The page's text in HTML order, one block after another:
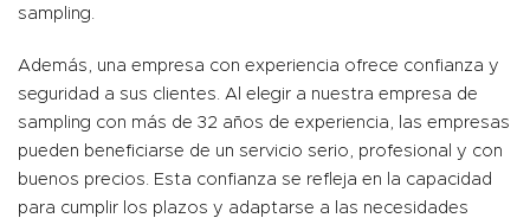
sampling.
Además, una empresa con experiencia ofrece confianza y
seguridad a sus clientes. Al elegir a nuestra empresa de
sampling con más de 32 años de experiencia, las empresas
pueden beneficiarse de un servicio serio, profesional y con
buenos precios. Esta confianza se refleja en la capacidad
para cumplir los plazos y adaptarse a las necesidades